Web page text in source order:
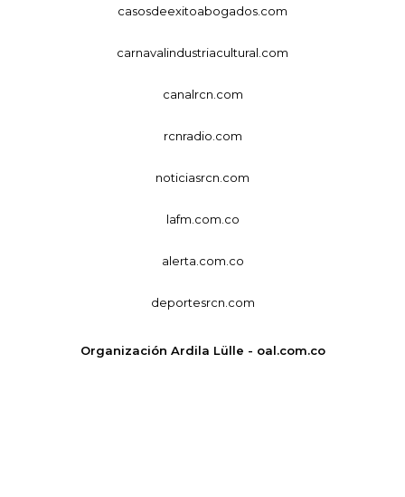
casosdeexitoabogados.com
carnavalindustriacultural.com
canalrcn.com
rcnradio.com
noticiasrcn.com
lafm.com.co
alerta.com.co
deportesrcn.com
Organización Ardila Lülle - oal.com.co